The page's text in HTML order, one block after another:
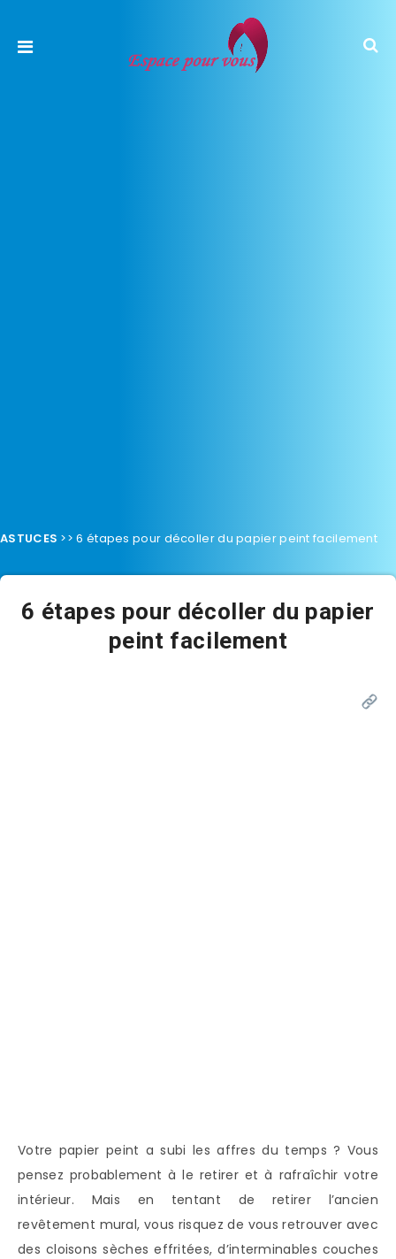
ASTUCES >>6 étapes pour décoller du papier peint facilement
6 étapes pour décoller du papier
peint facilement
Votre papier peint a subi les affres du temps ? Vous
pensez probablement à le retirer et à rafraîchir votre
intérieur. Mais en tentant de retirer l’ancien
revêtement mural, vous risquez de vous retrouver avec
des cloisons sèches effritées, d’interminables couches